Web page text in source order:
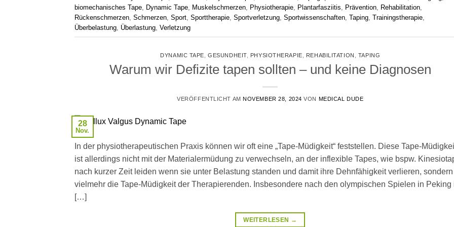
biomechanisches Tape
Dynamic Tape Muskelschmerzen Physiotherapie Plantarfasziitis Prävention Rehabilitation
Rückenschmerzen Schmerzen Sport Sporttherapie Sportverletzung Sportwissenschaften Taping Trainingstherapie
Überbelastung Überlastung Verletzung
DYNAMIC TAPE,GESUNDHEIT, PHYSIOTHERAPIE, REHABILITATION , TAPING
Warum wir Defizite tapen sollten – und keine Diagnosen
VERÖFFENTLICHT AMNOVEMBER 28, 2024 VON MEDICAL DUDE
28
Nov.
In der physiotherapeutischen Praxis können wir oft eine „Tape-Müdigkeit“ feststellen. Diese Tape-
ist allerdings nicht mit der Materialermüdung zu verwechseln, an der inflexible Tapes, wie bspw.
nach kurzer Zeit leiden wenn sie unter Belastung standen und damit ihre Dehnfähigkeit verlieren, sondern
vielmehr die Tape-Müdigkeit der Therapierenden. Insbesondere nach den olympischen Spielen in Peking
[…]
WEITERLESEN →